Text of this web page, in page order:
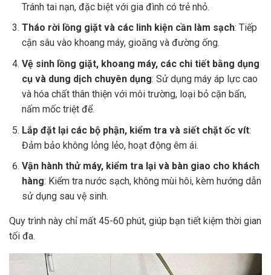
Tránh tai nạn, đặc biệt với gia đình có trẻ nhỏ.
Tháo rời lồng giặt và các linh kiện cần làm sạch: Tiếp
cận sâu vào khoang máy, gioăng và đường ống.
Vệ sinh lồng giặt, khoang máy, các chi tiết bằng dụng
cụ và dung dịch chuyên dụng: Sử dụng máy áp lực cao
và hóa chất thân thiện với môi trường, loại bỏ cặn bẩn,
nấm mốc triệt để.
Lắp đặt lại các bộ phận, kiểm tra và siết chặt ốc vít:
Đảm bảo không lỏng lẻo, hoạt động êm ái.
Vận hành thử máy, kiểm tra lại và bàn giao cho khách
hàng: Kiểm tra nước sạch, không mùi hôi, kèm hướng dẫn
sử dụng sau vệ sinh.
Quy trình này chỉ mất 45-60 phút, giúp bạn tiết kiệm thời gian
tối đa.